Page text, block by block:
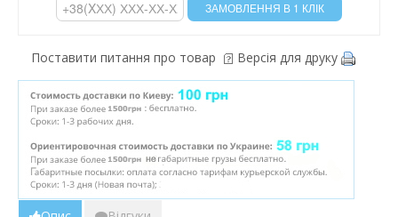
Поставити питання про товар Версія для друку